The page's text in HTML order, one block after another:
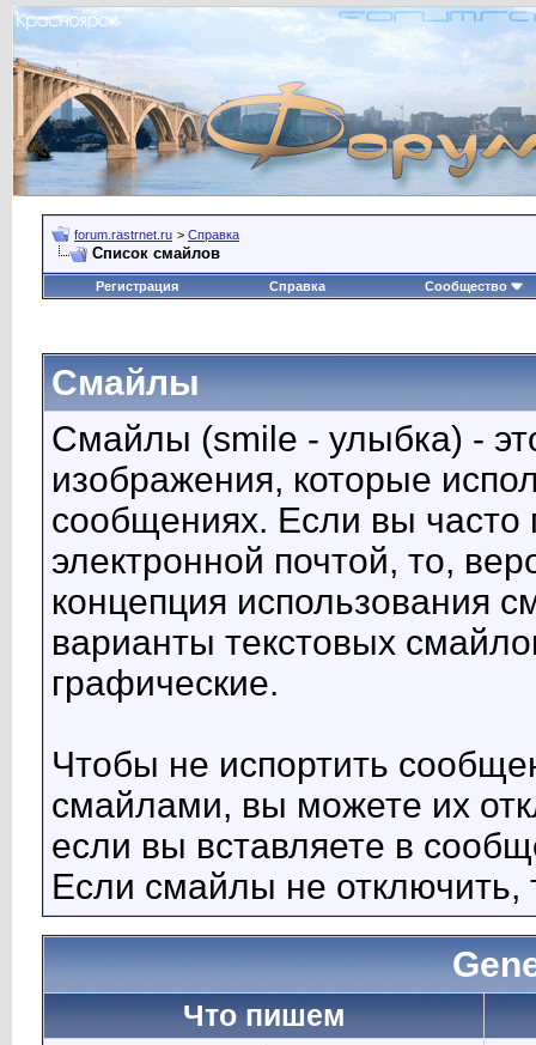
forum.rastrnet.ru > Справка
Список смайлов
Регистрация Справка Сообщество
Смайлы
Смайлы (smile - улыбка) -
изображения, которые
сообщениях. Если вы часто
электронной почтой, то,
концепция использования
варианты текстовых
графические.
Чтобы не испортить
смайлами, вы можете их
если вы вставляете в
Если смайлы не отключить,
Что пишем